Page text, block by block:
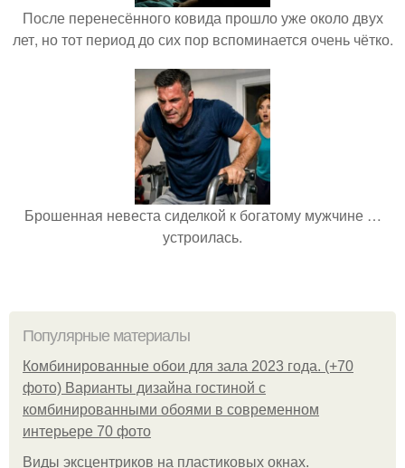
После перенесённого ковида прошло уже около двух
лет, но тот период до сих пор вспоминается очень чётко.
Брошенная невеста сиделкой к богатому мужчине …
устроилась.
Популярные материалы
Комбинированные обои для зала 2023 года. (+70
фото) Варианты дизайна гостиной с
комбинированными обоями в современном
интерьере 70 фото
Виды эксцентриков на пластиковых окнах.